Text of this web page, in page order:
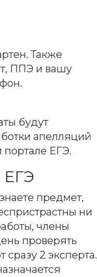
Также
ППЭ и вашу
будут
апелляций
ЕГЭ.
ЕГЭ
предмет,
ни
члены
проверять
2 эксперта.